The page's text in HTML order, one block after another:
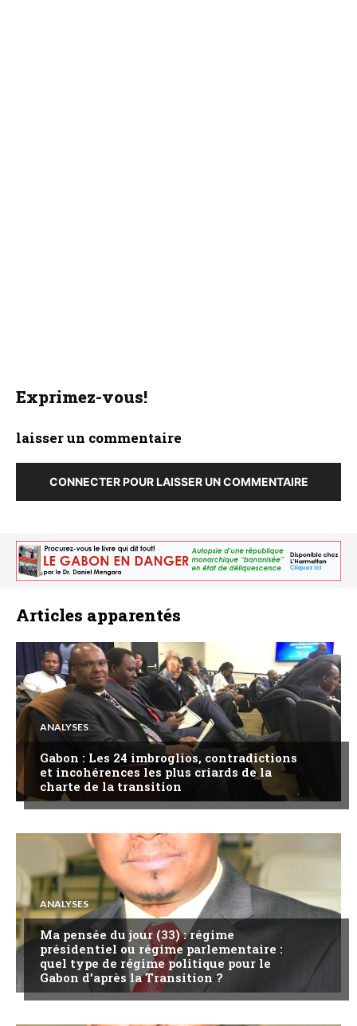
Exprimez-vous!
laisser un commentaire
CONNECTER POUR LAISSER UN COMMENTAIRE
Articles apparentés
ANALYSES
Gabon : Les 24 imbroglios, contradictions
et incohérences les plus criards de la
charte de la transition
ANALYSES
Ma pensée du jour (33) : régime
présidentiel ou régime parlementaire :
quel type de régime politique pour le
Gabon d’après la Transition ?